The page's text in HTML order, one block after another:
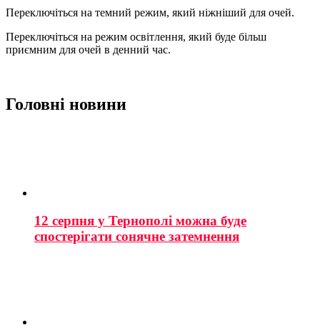
Переключіться на темний режим, який ніжніший для очей.
Переключіться на режим освітлення, який буде більш
приємним для очей в денний час.
Головні новини
12 серпня у Тернополі можна буде
спостерігати сонячне затемнення